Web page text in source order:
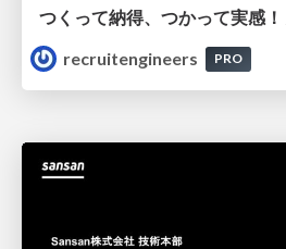
recruitengineers
PRO